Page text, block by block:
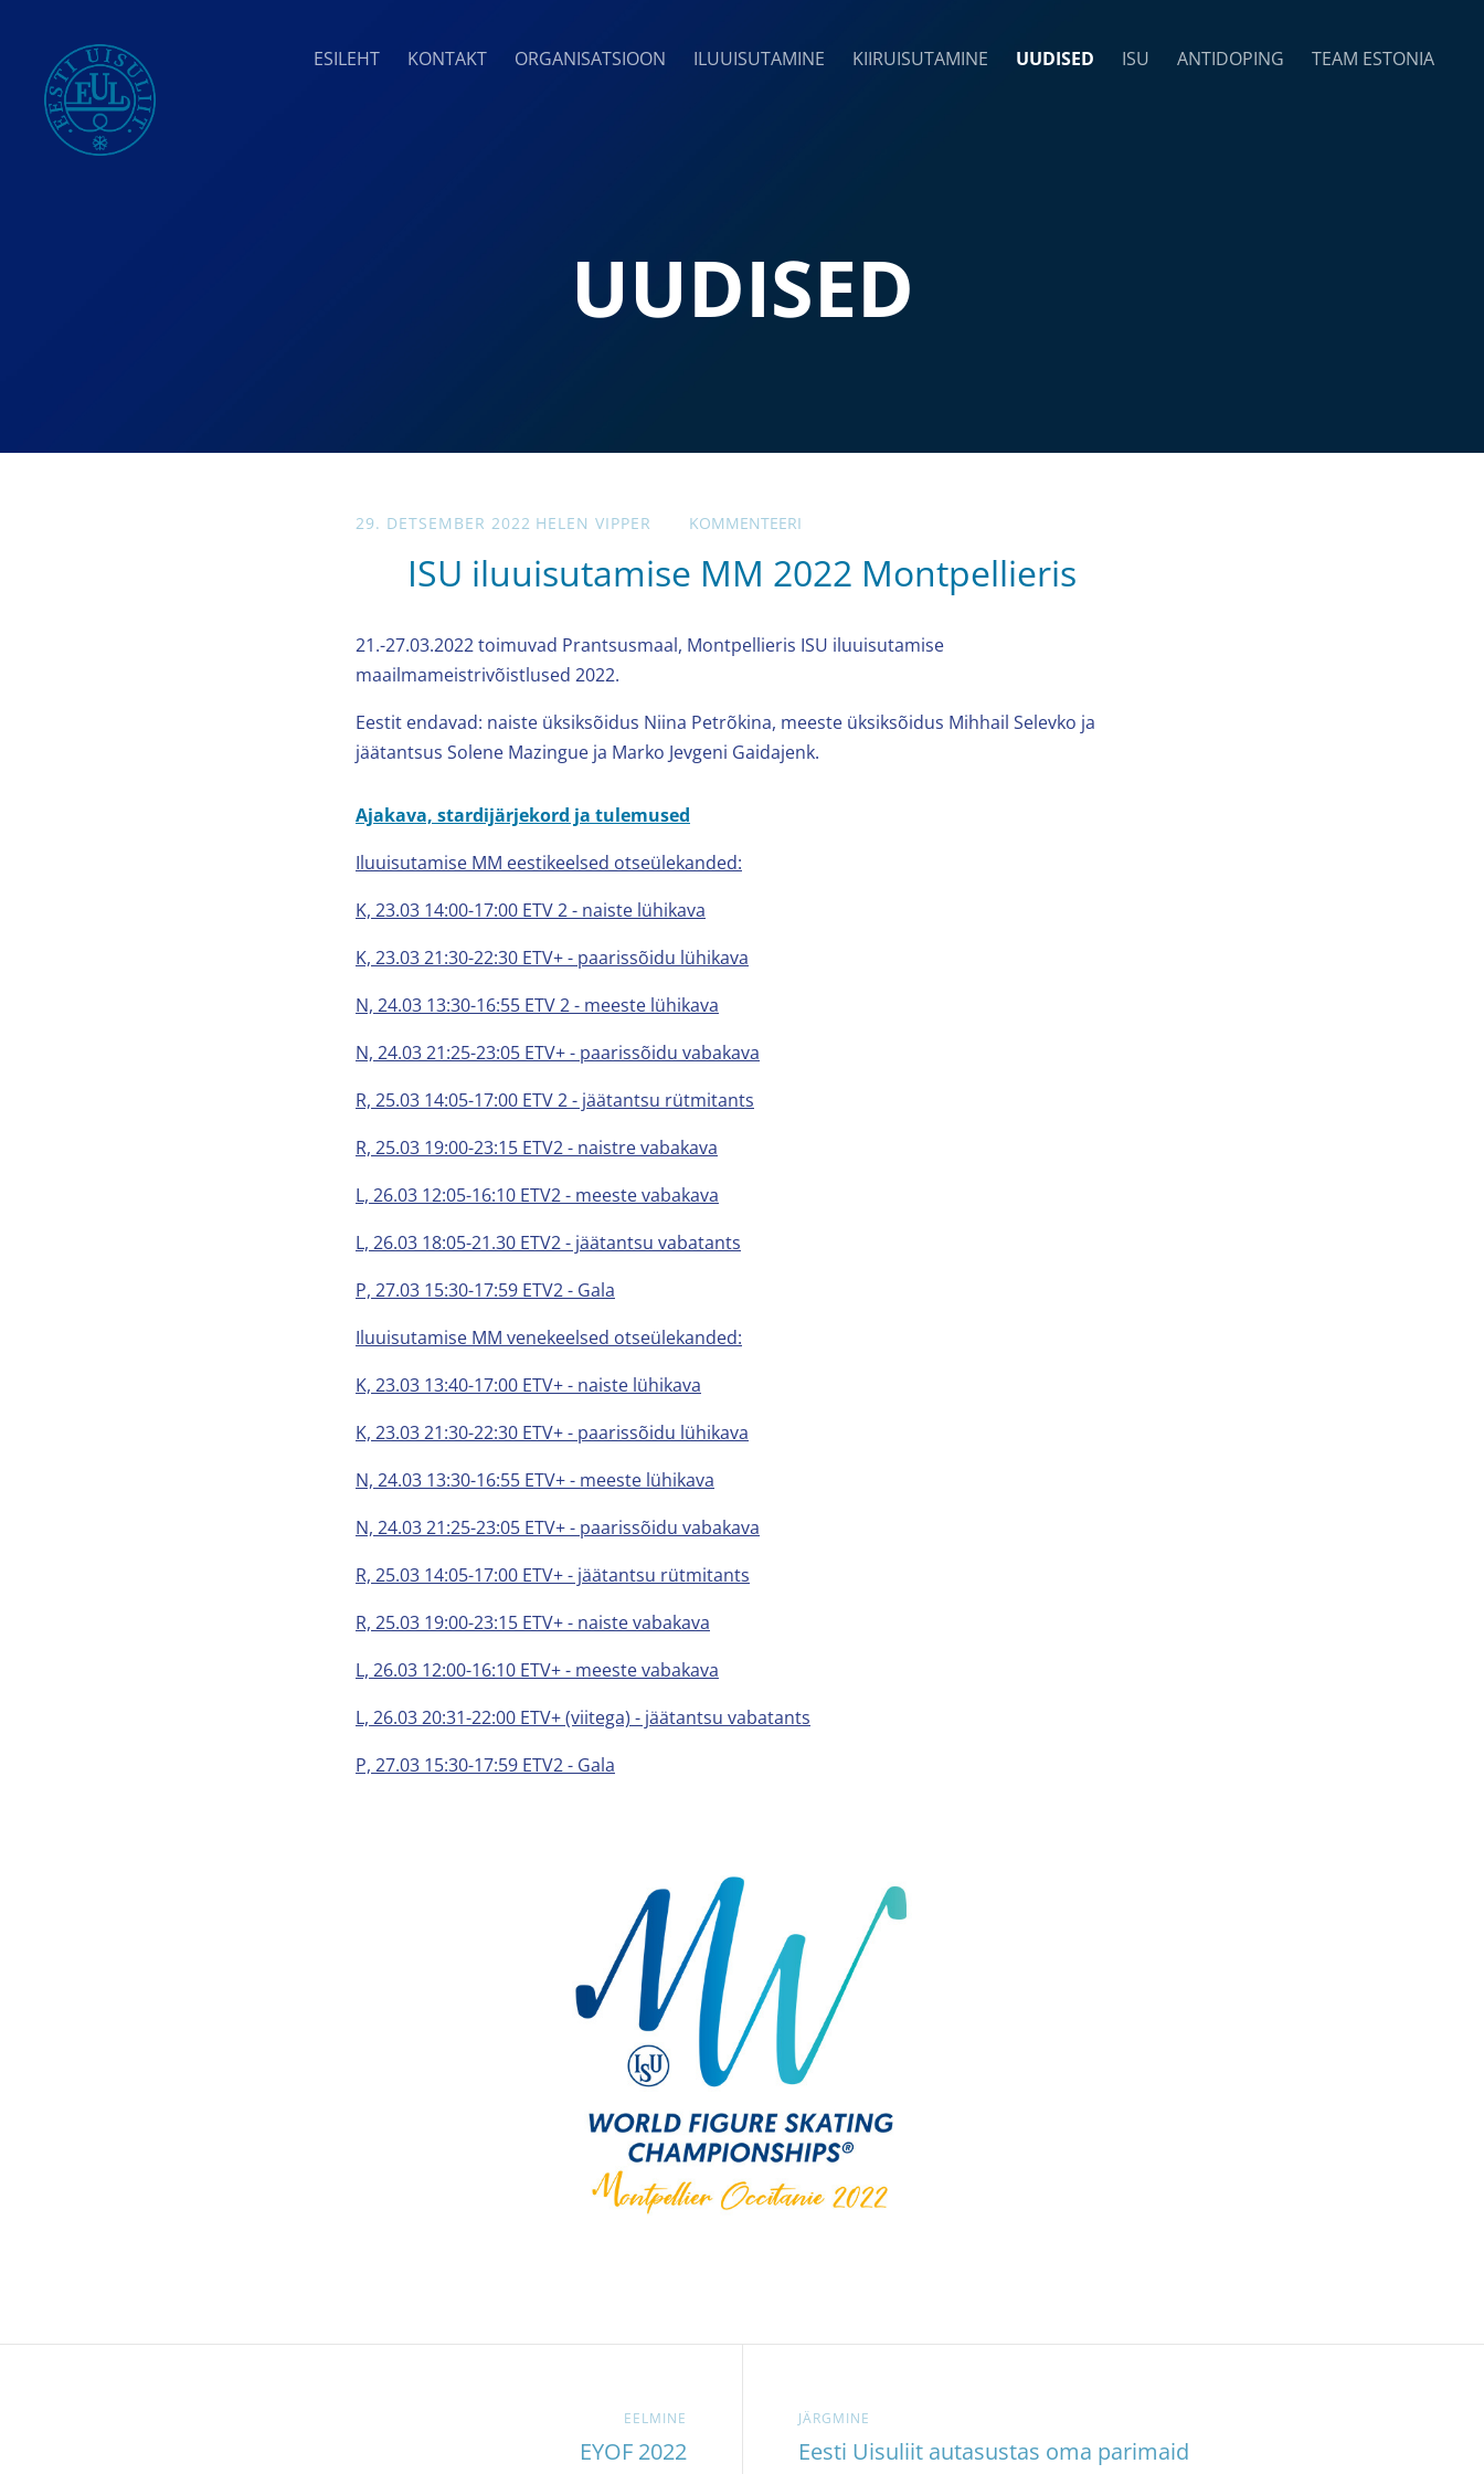
ESILEHT KONTAKT ORGANISATSIOON ILUUISUTAMINE KIIRUISUTAMINE UUDISED ISU ANTIDOPING TEAM ESTONIA
UUDISED
29. DETSEMBER 2022 HELEN VIPPER KOMMENTEERI
ISU iluuisutamise MM 2022 Montpellieris
21.-27.03.2022 toimuvad Prantsusmaal, Montpellieris ISU iluuisutamise
maailmameistrivõistlused 2022.
Eestit endavad: naiste üksiksõidus Niina Petrõkina, meeste üksiksõidus Mihhail Selevko ja
jäätantsus Solene Mazingue ja Marko Jevgeni Gaidajenk.
Ajakava, stardijärjekord ja tulemused
Iluuisutamise MM eestikeelsed otseülekanded:
K, 23.03 14:00-17:00 ETV 2 - naiste lühikava
K, 23.03 21:30-22:30 ETV+ - paarissõidu lühikava
N, 24.03 13:30-16:55 ETV 2 - meeste lühikava
N, 24.03 21:25-23:05 ETV+ - paarissõidu vabakava
R, 25.03 14:05-17:00 ETV 2 - jäätantsu rütmitants
R, 25.03 19:00-23:15 ETV2 - naistre vabakava
L, 26.03 12:05-16:10 ETV2 - meeste vabakava
L, 26.03 18:05-21.30 ETV2 - jäätantsu vabatants
P, 27.03 15:30-17:59 ETV2 - Gala
Iluuisutamise MM venekeelsed otseülekanded:
K, 23.03 13:40-17:00 ETV+ - naiste lühikava
K, 23.03 21:30-22:30 ETV+ - paarissõidu lühikava
N, 24.03 13:30-16:55 ETV+ - meeste lühikava
N, 24.03 21:25-23:05 ETV+ - paarissõidu vabakava
R, 25.03 14:05-17:00 ETV+ - jäätantsu rütmitants
R, 25.03 19:00-23:15 ETV+ - naiste vabakava
L, 26.03 12:00-16:10 ETV+ - meeste vabakava
L, 26.03 20:31-22:00 ETV+ (viitega) - jäätantsu vabatants
P, 27.03 15:30-17:59 ETV2 - Gala
EELMINE
EYOF 2022
JÄRGMINE
Eesti Uisuliit autasustas oma parimaid